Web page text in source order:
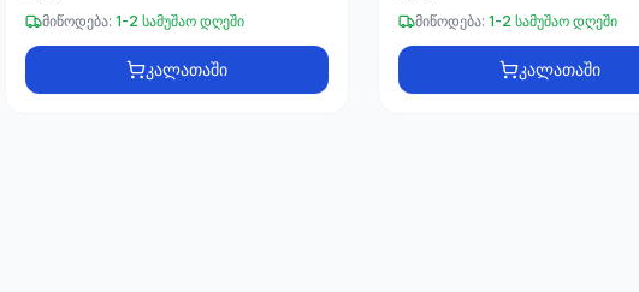
მიწოდება: 1-2 სამუშაო დღეში
კალათაში
მიწოდება: 1-2 სამუშაო დღეში
კალათაში